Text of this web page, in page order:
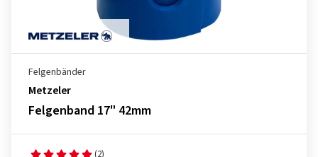
Felgenbänder
Metzeler
Felgenband 17" 42mm
(2)